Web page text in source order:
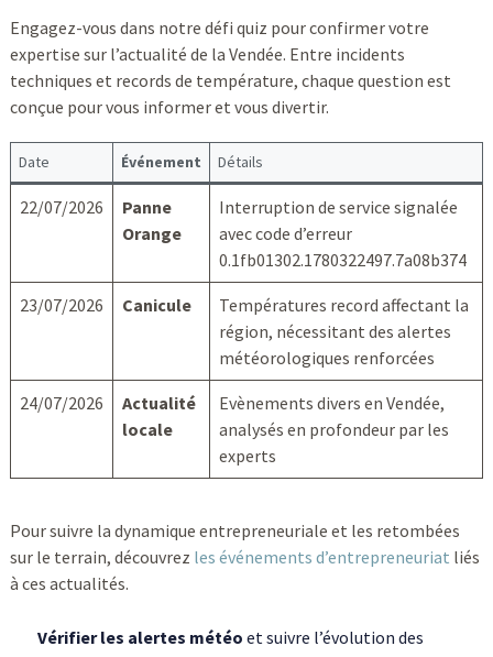
Engagez-vous dans notre défi quiz pour confirmer votre
expertise sur l’actualité de la Vendée. Entre incidents
techniques et records de température, chaque question est
conçue pour vous informer et vous divertir.
Date Événement Détails
22/07/2026
Panne
Orange
Interruption de service signalée
avec code d’erreur
0.1fb01302.1780322497.7a08b374
23/07/2026 Canicule
Températures record affectant la
région, nécessitant des alertes
météorologiques renforcées
24/07/2026
Actualité
locale
Evènements divers en Vendée,
analysés en profondeur par les
experts
Pour suivre la dynamique entrepreneuriale et les retombées
sur le terrain, découvrez les événements d’entrepreneuriat liés
à ces actualités.
Vérifier les alertes météo et suivre l’évolution des